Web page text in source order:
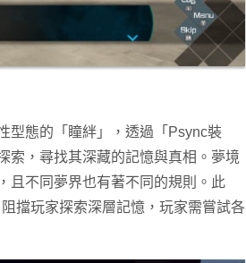
型態的「瞳絆」，透過「Psync裝
索，尋找其深藏的記憶與真相。夢境
且不同夢界也有著不同的規則。此
擋玩家探索深層記憶，玩家需嘗試各